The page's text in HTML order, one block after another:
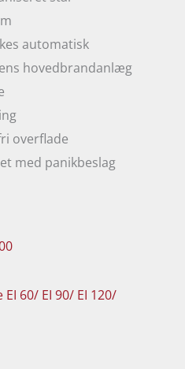
automatisk
hovedbrandanlæg
overflade
med panikbeslag
EI 60/ EI 90/ EI 120/